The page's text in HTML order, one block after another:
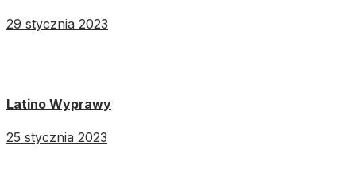
29 stycznia 2023
Latino Wyprawy
25 stycznia 2023